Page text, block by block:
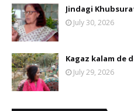
Jindagi
July 30, 2026
Kagaz kalam de
July 29, 2026